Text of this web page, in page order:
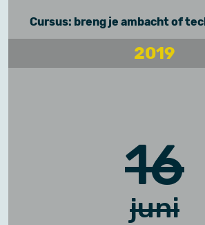
Cursus: breng je ambacht of
2019
16
juni